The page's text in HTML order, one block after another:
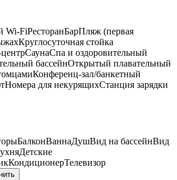
Wi-FiРесторанБарПляж (первая
Круглосуточная стойка
СаунаСпа и оздоровительный
бассейнОткрытый плавательный
Конференц-зал/банкетный
Номера для некурящихCтанция зарядки
БалконВаннаДушВид на бассейнВид
Детские
КондиционерТелевизор